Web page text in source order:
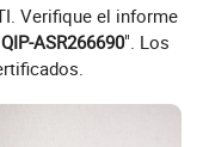
Verifique el informe
QIP-ASR266690". Los